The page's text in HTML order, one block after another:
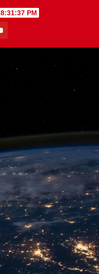
8:31:38 PM